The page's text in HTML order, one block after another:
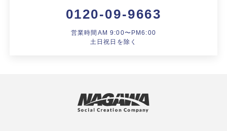
0120-09-9663
営業時間AM 9:00〜PM6:00
土日祝日を除く